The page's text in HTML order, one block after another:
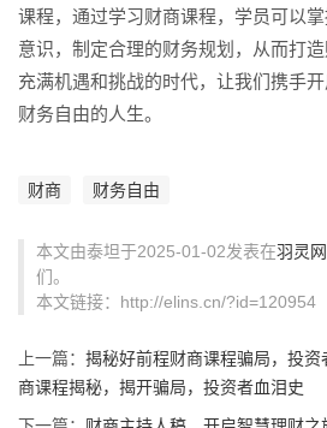
课程，通过学习财商课程，学员可以
意识，制定合理的财务规划，从而打
充满机遇和挑战的时代，让我们携手
财务自由的人生。
财商 财务自由
本文由泰坦于2025-01-02发表在羽灵网
们。
本文链接：http://elins.cn/?id=120954
上一篇： 揭秘好前程财商课程骗局，投
商课程揭秘，揭开骗局，投资者血泪史